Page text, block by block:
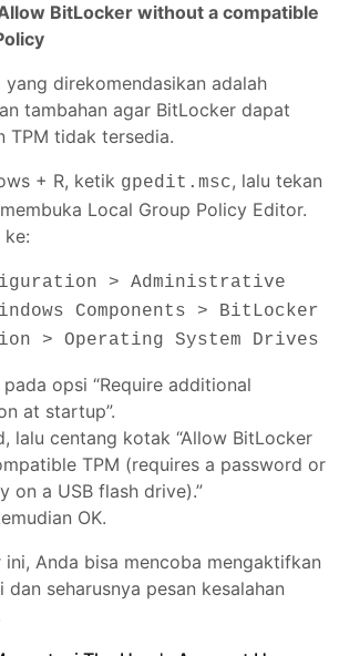
BitLocker without a compatible
direkomendasikan adalah
tambahan agar BitLocker dapat
TPM tidak tersedia.
+ R, ketik gpedit.msc, lalu tekan
Local Group Policy Editor.
ke:
> Administrative
Components > BitLocker
> Operating System Drives
opsi “Require additional
at startup”.
lalu centang kotak “Allow BitLocker
TPM (requires a password or
on a USB flash drive).”
OK.
ini, Anda bisa mencoba mengaktifkan
seharusnya pesan kesalahan